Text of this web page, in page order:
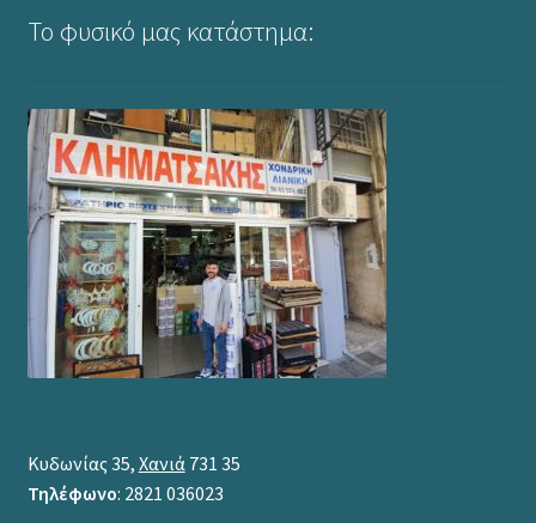
Το φυσικό μας κατάστημα:
Κυδωνίας 35, Χανιά731 35
Τηλέφωνο: 2821 036023